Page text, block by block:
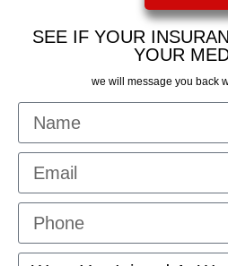
SEE IF YOUR
YOUR
we will message you back